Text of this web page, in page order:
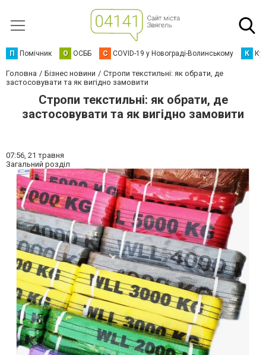
П Помічник О ОСББ C COVID-19 у Новограді-Волинському К
Головна Бізнес новини
Стропи текстильні: як обрати, де
застосовувати та як вигідно замовити
Стропи текстильні: як обрати, де
застосовувати та як вигідно замовити
07:56, 21 травня
Загальний розділ